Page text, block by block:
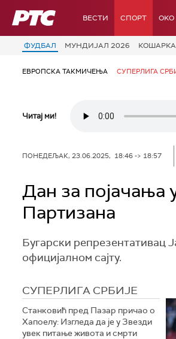
РТС ВЕСТИ СПОРТ OKO
ФУДБАЛ МУНДИЈАЛ 2026 КОШАРКА
ЕВРОПСКА ТАКМИЧЕЊА СУПЕРЛИГА
Читај ми!
ПОНЕДЕЉАК, 23.06.2025, 18:46 -> 18:57
Дан за појачања
Партизана
Бугарски репрезентативац
официјалном сајту.
СУПЕРЛИГА СРБИЈЕ
Станковић пред Пазар причао о
Хапоелу: Изгледа да је у Звезди
увек питање живота и смрти